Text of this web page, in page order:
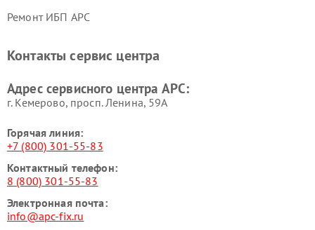
Ремонт ИБП APC
Контакты сервис центра
Адрес сервисного центра APC:
г. Кемерово, просп. Ленина, 59А
Горячая линия:
+7 (800) 301-55-83
Контактный телефон:
8 (800) 301-55-83
Электронная почта:
info@apc-fix.ru